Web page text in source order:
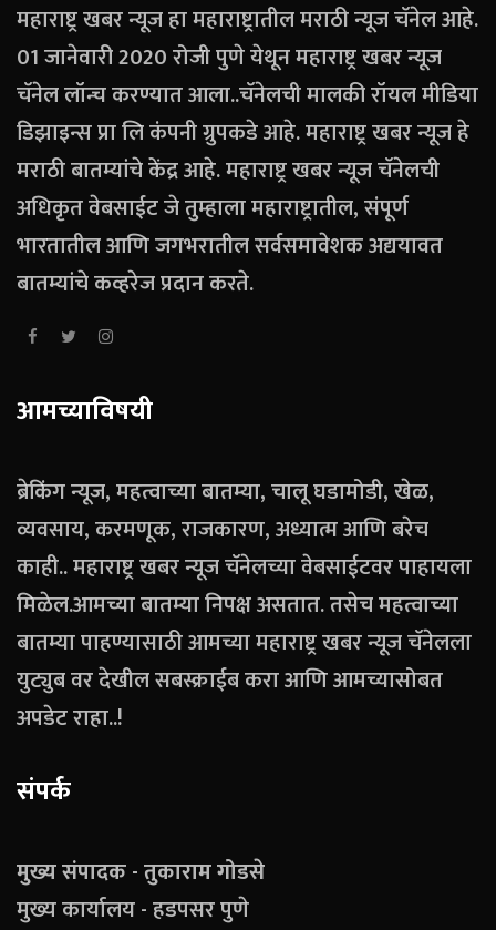
महाराष्ट्र खबर न्यूज हा महाराष्ट्रातील मराठी न्यूज चॅनेल आहे.
01 जानेवारी 2020 रोजी पुणे येथून महाराष्ट्र खबर न्यूज
चॅनेल लॉन्च करण्यात आला..चॅनेलची मालकी रॉयल मीडिया
डिझाइन्स प्रा लि कंपनी ग्रुपकडे आहे. महाराष्ट्र खबर न्यूज हे
मराठी बातम्यांचे केंद्र आहे. महाराष्ट्र खबर न्यूज चॅनेलची
अधिकृत वेबसाईट जे तुम्हाला महाराष्ट्रातील, संपूर्ण
भारतातील आणि जगभरातील सर्वसमावेशक अद्ययावत
बातम्यांचे कव्हरेज प्रदान करते.
आमच्याविषयी
ब्रेकिंग न्यूज, महत्वाच्या बातम्या, चालू घडामोडी, खेळ,
व्यवसाय, करमणूक, राजकारण, अध्यात्म आणि बरेच
काही.. महाराष्ट्र खबर न्यूज चॅनेलच्या वेबसाईटवर पाहायला
मिळेल.आमच्या बातम्या निपक्ष असतात. तसेच महत्वाच्या
बातम्या पाहण्यासाठी आमच्या महाराष्ट्र खबर न्यूज चॅनेलला
युट्युब वर देखील सबस्क्राईब करा आणि आमच्यासोबत
अपडेट राहा..!
संपर्क
मुख्य संपादक - तुकाराम गोडसे
मुख्य कार्यालय - हडपसर पुणे